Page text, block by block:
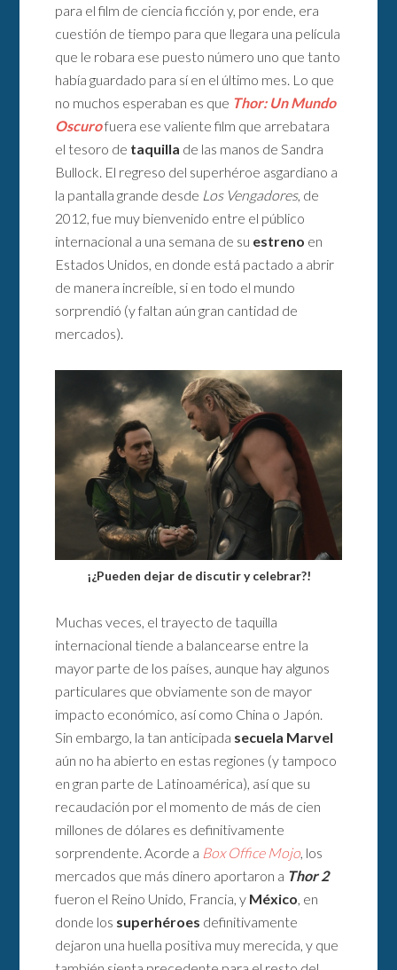
para el film de ciencia ficción y, por ende, era
cuestión de tiempo para que llegara una película
que le robara ese puesto número uno que tanto
había guardado para sí en el último mes. Lo que
no muchos esperaban es que Thor: Un Mundo
Oscurofuera ese valiente film que arrebatara
el tesoro de taquilla de las manos de Sandra
Bullock. El regreso del superhéroe asgardiano a
la pantalla grande desde Los Vengadores, de
2012, fue muy bienvenido entre el público
internacional a una semana de su estreno en
Estados Unidos, en donde está pactado a abrir
de manera increíble, si en todo el mundo
sorprendió (y faltan aún gran cantidad de
mercados).
¡¿Pueden dejar de discutir y celebrar?!
Muchas veces, el trayecto de taquilla
internacional tiende a balancearse entre la
mayor parte de los países, aunque hay algunos
particulares que obviamente son de mayor
impacto económico, así como China o Japón.
Sin embargo, la tan anticipada secuela Marvel
aún no ha abierto en estas regiones (y tampoco
en gran parte de Latinoamérica), así que su
recaudación por el momento de más de cien
millones de dólares es definitivamente
sorprendente. Acorde a Box Office Mojo, los
mercados que más dinero aportaron a Thor 2
fueron el Reino Unido, Francia, y México, en
donde los superhéroes definitivamente
dejaron una huella positiva muy merecida, y que